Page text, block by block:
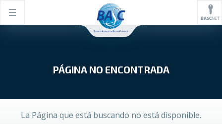
PÁGINA NO ENCONTRADA
La Página que está buscando no está disponible.